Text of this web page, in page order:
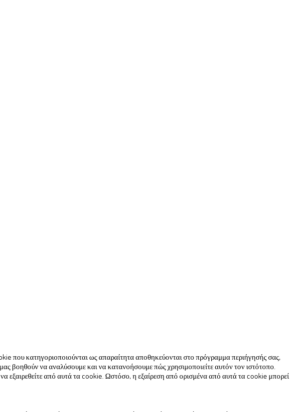
που κατηγοριοποιούνται ως απαραίτητα αποθηκεύονται στο πρόγραμμα περιήγησής σας,
βοηθούν να αναλύσουμε και να κατανοήσουμε πώς χρησιμοποιείτε αυτόν τον ιστότοπο.
από αυτά τα cookie. Ωστόσο, η εξαίρεση από ορισμένα από αυτά τα cookie μπορεί